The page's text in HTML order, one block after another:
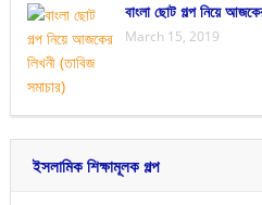
বাংলা ছোট গল্প নিয়ে
March 15, 2019
ইসলামিক শিক্ষামূলক গল্প